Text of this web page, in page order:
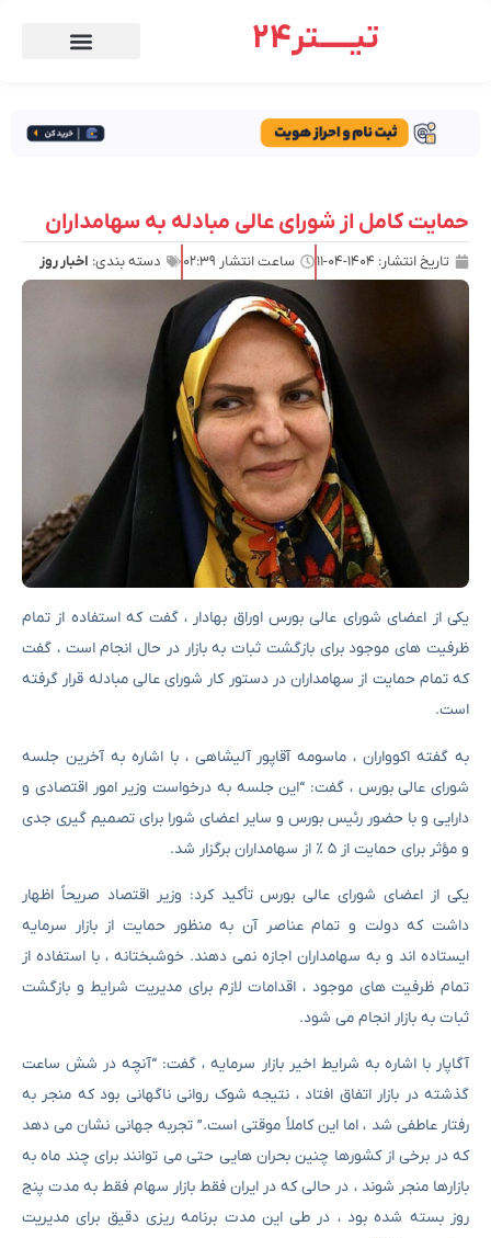
تیـــــتر24
حمایت کامل از شورای عالی مبادله به سهامداران
تاریخ انتشار: ۱۴۰۴-۰۴-۱۱ ساعت انتشار ۰۲:۳۹ دسته بندی: اخبار روز
یکی از اعضای شورای عالی بورس اوراق بهادار ، گفت که استفاده از تمام
ظرفیت های موجود برای بازگشت ثبات به بازار در حال انجام است ، گفت
که تمام حمایت از سهامداران در دستور کار شورای عالی مبادله قرار گرفته
است.
به گفته اکوواران ، ماسومه آقاپور آلیشاهی ، با اشاره به آخرین جلسه
شورای عالی بورس ، گفت: “این جلسه به درخواست وزیر امور اقتصادی و
دارایی و با حضور رئیس بورس و سایر اعضای شورا برای تصمیم گیری جدی
و مؤثر برای حمایت از ۵ ٪ از سهامداران برگزار شد.
یکی از اعضای شورای عالی بورس تأکید کرد: وزیر اقتصاد صریحاً اظهار
داشت که دولت و تمام عناصر آن به منظور حمایت از بازار سرمایه
ایستاده اند و به سهامداران اجازه نمی دهند. خوشبختانه ، با استفاده از
تمام ظرفیت های موجود ، اقدامات لازم برای مدیریت شرایط و بازگشت
ثبات به بازار انجام می شود.
آگاپار با اشاره به شرایط اخیر بازار سرمایه ، گفت: “آنچه در شش ساعت
گذشته در بازار اتفاق افتاد ، نتیجه شوک روانی ناگهانی بود که منجر به
رفتار عاطفی شد ، اما این کاملاً موقتی است.” تجربه جهانی نشان می دهد
که در برخی از کشورها چنین بحران هایی حتی می توانند برای چند ماه به
بازارها منجر شوند ، در حالی که در ایران فقط بازار سهام فقط به مدت پنج
روز بسته شده بود ، در طی این مدت برنامه ریزی دقیق برای مدیریت